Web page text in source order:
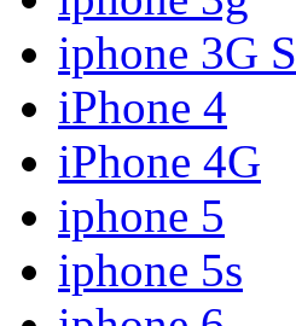
iphone 3G S
iPhone 4
iPhone 4G
iphone 5
iphone 5s